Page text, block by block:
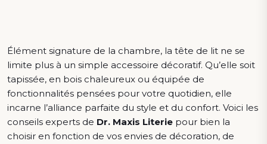
Élément signature de la chambre, la tête de lit ne se
limite plus à un simple accessoire décoratif. Qu’elle soit
tapissée, en bois chaleureux ou équipée de
fonctionnalités pensées pour votre quotidien, elle
incarne l’alliance parfaite du style et du confort. Voici les
conseils experts de Dr. Maxis Literie pour bien la
choisir en fonction de vos envies de décoration, de